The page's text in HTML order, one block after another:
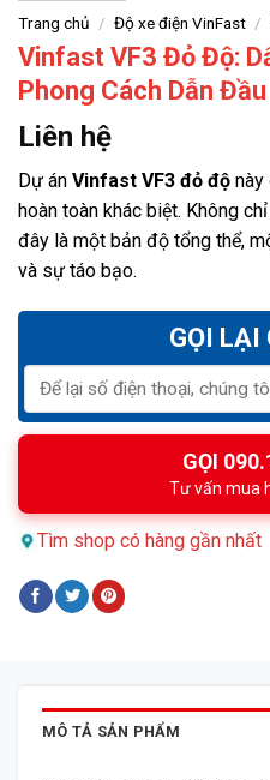
Trang chủ / Độ xe điện VinFast /
Vinfast VF3 Đỏ Độ:
Phong Cách Dẫn Đầu
Liên hệ
Dự án Vinfast VF3 đỏ độ này
hoàn toàn khác biệt. Không
đây là một bản độ tổng thể,
và sự táo bạo.
GỌI LẠI
GỌI
Tư vấn mua
Tìm shop có hàng gần nhất
MÔ TẢ SẢN PHẨM